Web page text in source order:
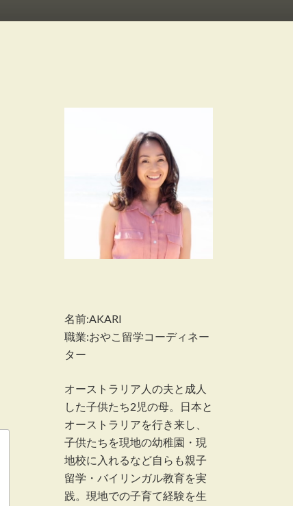
名前:AKARI
職業:おやこ留学コーディネー
ター
オーストラリア人の夫と成人
した子供たち2児の母。日本と
オーストラリアを行き来し、
子供たちを現地の幼稚園・現
地校に入れるなど自らも親子
留学・バイリンガル教育を実
践。現地での子育て経験を生